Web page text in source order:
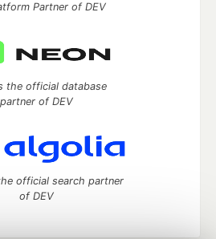
Partner of DEV
the official database
partner of DEV
official search partner
of DEV